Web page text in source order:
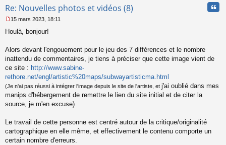
Re: Nouvelles photos et vidéos (8)
e
s
g
e
n
o
n
u
15 mars 2023, 18:11
Houlà, bonjour!
Alors devant l'engouement pour le jeu des 7 différences et le nombre
inattendu de commentaires, je tiens à préciser que cette image vient de
ce site : http://www.sabine-
rethore.net/engl/artistic%20maps/subwayartisticma.html
(Je n'ai pas réussi à intégrer l'image depuis le site de l'artiste, et j'ai oublié dans mes
manips d'hébergement de remettre le lien du site initial et de citer la
source, je m'en excuse)
Le travail de cette personne est centré autour de la critique/originalité
cartographique en elle même, et effectivement le contenu comporte un
certain nombre d'erreurs.